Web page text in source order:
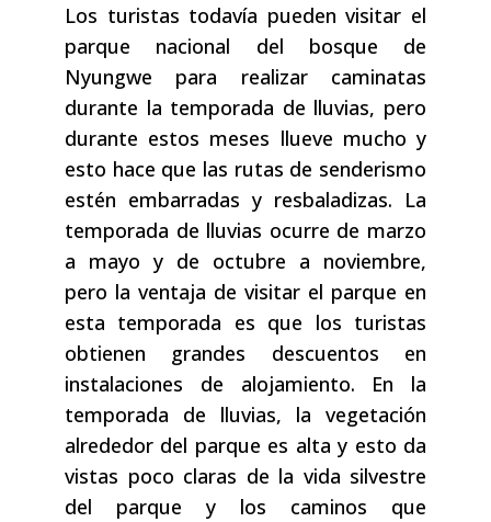
Los turistas todavía pueden visitar el
parque nacional del bosque de
Nyungwe para realizar caminatas
durante la temporada de lluvias, pero
durante estos meses llueve mucho y
esto hace que las rutas de senderismo
estén embarradas y resbaladizas. La
temporada de lluvias ocurre de marzo
a mayo y de octubre a noviembre,
pero la ventaja de visitar el parque en
esta temporada es que los turistas
obtienen grandes descuentos en
instalaciones de alojamiento. En la
temporada de lluvias, la vegetación
alrededor del parque es alta y esto da
vistas poco claras de la vida silvestre
del parque y los caminos que